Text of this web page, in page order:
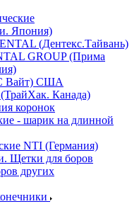
Япония)
(Дентекс.Тайвань)
GROUP (Прима
Вайт) США
Канада)
коронок
- шарик на длинной
NTI (Германия)
Щетки для боров
других